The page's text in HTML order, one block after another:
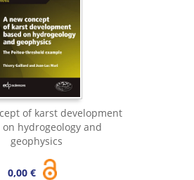
of karst development
on hydrogeology and
geophysics
0,00 €